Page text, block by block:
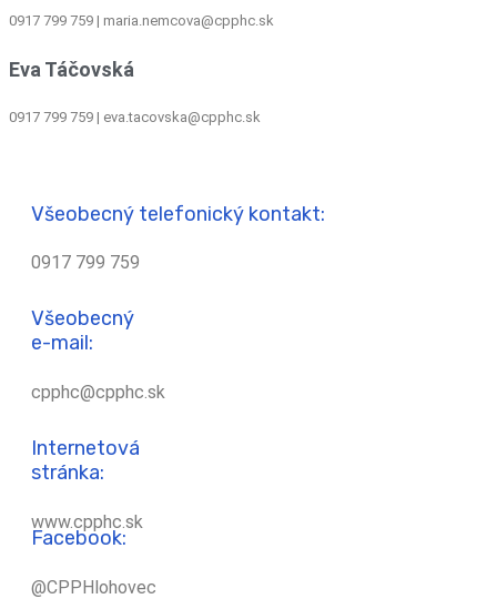
0917 799 759 | maria.nemcova@cpphc.sk
Eva Táčovská
0917 799 759 | eva.tacovska@cpphc.sk
Všeobecný telefonický kontakt:
0917 799 759
Všeobecný
e-mail:
cpphc@cpphc.sk
Internetová
stránka:
www.cpphc.sk
Facebook:
@CPPHlohovec